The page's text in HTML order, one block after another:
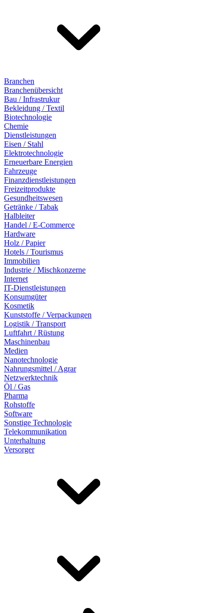
Branchen
Branchenübersicht
Bau / Infrastrukur
Bekleidung / Textil
Biotechnologie
Chemie
Dienstleistungen
Eisen / Stahl
Elektrotechnologie
Erneuerbare Energien
Fahrzeuge
Finanzdienstleistungen
Freizeitprodukte
Gesundheitswesen
Getränke / Tabak
Halbleiter
Handel / E-Commerce
Hardware
Holz / Papier
Hotels / Tourismus
Immobilien
Industrie / Mischkonzerne
Internet
IT-Dienstleistungen
Konsumgüter
Kosmetik
Kunststoffe / Verpackungen
Logistik / Transport
Luftfahrt / Rüstung
Maschinenbau
Medien
Nanotechnologie
Nahrungsmittel / Agrar
Netzwerktechnik
Öl / Gas
Pharma
Rohstoffe
Software
Sonstige Technologie
Telekommunikation
Unterhaltung
Versorger